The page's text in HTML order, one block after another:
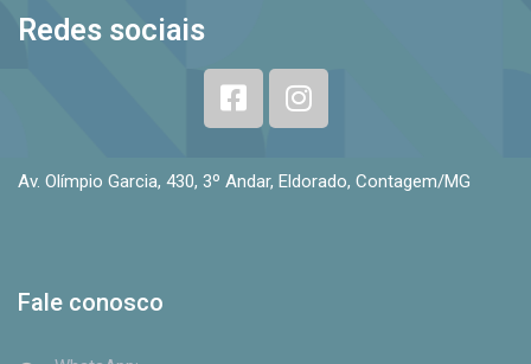
Redes sociais
Av. Olímpio Garcia, 430, 3º Andar, Eldorado, Contagem/MG
Fale conosco